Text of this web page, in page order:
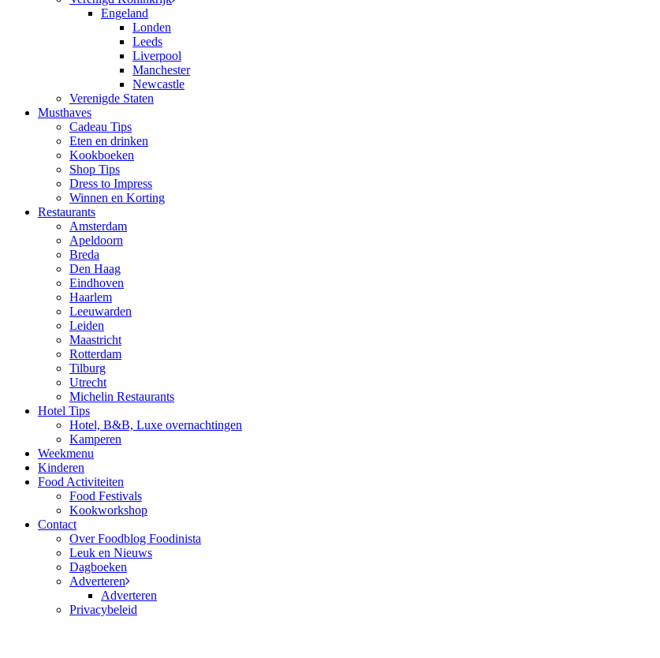
Engeland
Londen
Leeds
Liverpool
Manchester
Newcastle
Verenigde Staten
Musthaves
Cadeau Tips
Eten en drinken
Kookboeken
Shop Tips
Dress to Impress
Winnen en Korting
Restaurants
Amsterdam
Apeldoorn
Breda
Den Haag
Eindhoven
Haarlem
Leeuwarden
Leiden
Maastricht
Rotterdam
Tilburg
Utrecht
Michelin Restaurants
Hotel Tips
Hotel, B&B, Luxe overnachtingen
Kamperen
Weekmenu
Kinderen
Food Activiteiten
Food Festivals
Kookworkshop
Contact
Over Foodblog Foodinista
Leuk en Nieuws
Dagboeken
Adverteren
Adverteren
Privacybeleid